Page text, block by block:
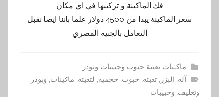
فك الماكينة و تركيبها في اي مكان
سعر الماكينة يبدا من 4500 دولار علما باننا ايضا نقبل
التعامل بالجنيه المصري
ماكينات تعبئة حبوب وحبيبات وبودر
آلة, البزر,تعبئة, حبوب, حجمية, لتعبئة, ماكينات, وبودر,
وتغليف, وحبيبات